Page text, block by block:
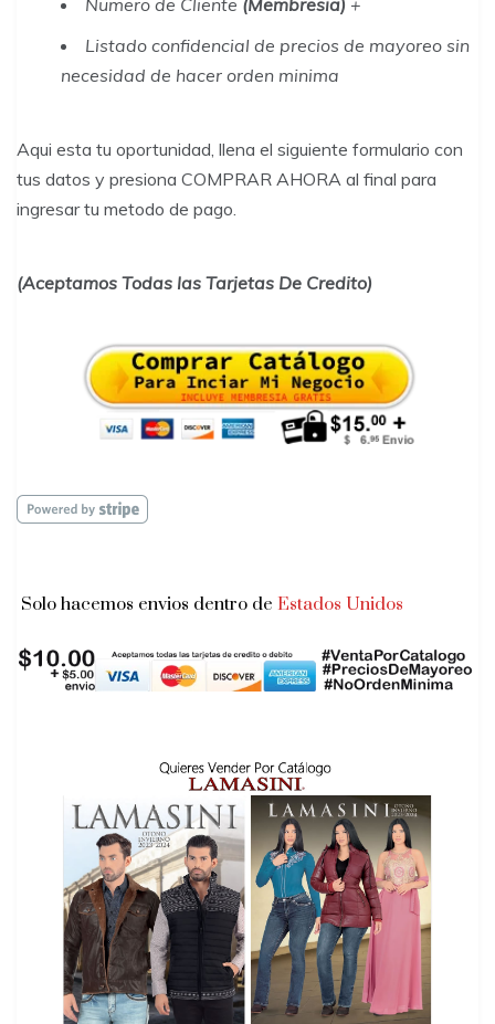
Numero de Cliente (Membresia) +
Listado confidencial de precios de mayoreo sin
necesidad de hacer orden minima
Aqui esta tu oportunidad, llena el siguiente formulario con
tus datos y presiona COMPRAR AHORA al final para
ingresar tu metodo de pago.
(Aceptamos Todas las Tarjetas De Credito)
Solo hacemos envios dentro de Estados Unidos